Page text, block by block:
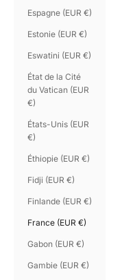
Espagne (EUR €)
Estonie (EUR €)
Eswatini (EUR €)
État de la Cité
du Vatican (EUR
€)
États-Unis (EUR
€)
Éthiopie (EUR €)
Fidji (EUR €)
Finlande (EUR €)
France (EUR €)
Gabon (EUR €)
Gambie (EUR €)